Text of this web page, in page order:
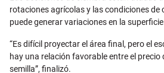
rotaciones agrícolas y las condiciones de
puede generar variaciones en la
“Es difícil proyectar el área final, pero el
hay una relación favorable entre el precio
semilla”, finalizó.